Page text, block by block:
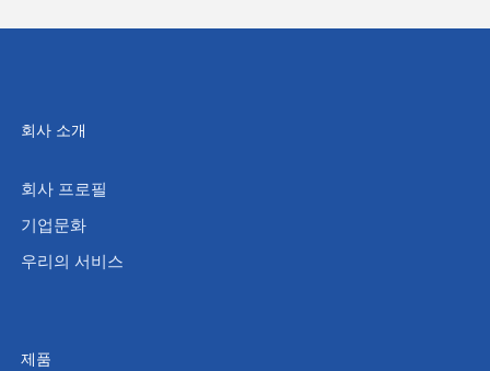
회사 소개
회사 프로필
기업문화
우리의 서비스
제품